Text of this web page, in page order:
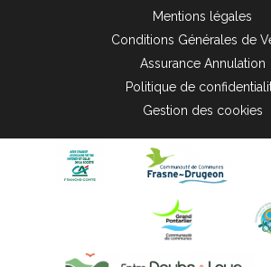
Mentions légales
Conditions Générales de
Assurance Annulation
Politique de
Gestion des cookies